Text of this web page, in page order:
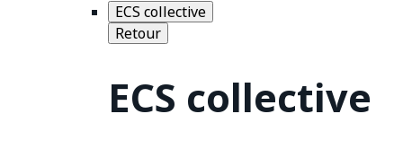
ECS collective
Retour
ECS collective